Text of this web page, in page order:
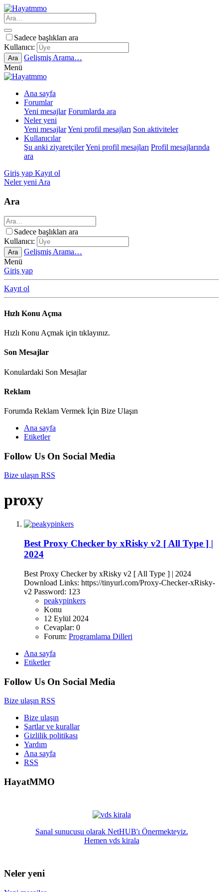
Sadece başlıkları ara
Kullanıcı:
Ara
Gelişmiş Arama…
Menü
Ana sayfa
Forumlar
Yeni mesajlar Forumlarda ara
Neler yeni
Yeni mesajlarYeni profil mesajları Son aktiviteler
Kullanıcılar
Şu anki ziyaretçilerYeni profil mesajları Profil mesajlarında
ara
Giriş yap Kayıt ol
Neler yeni Ara
Ara
Sadece başlıkları ara
Kullanıcı:
Ara
Gelişmiş Arama…
Menü
Giriş yap
Kayıt ol
Hızlı Konu Açma
Hızlı Konu Açmak için tıklayınız.
Son Mesajlar
Konulardaki Son Mesajlar
Reklam
Forumda Reklam Vermek İçin Bize Ulaşın
Ana sayfa
Etiketler
Follow Us On Social Media
Bize ulaşın RSS
proxy
Best Proxy Checker by xRisky v2 [ All Type ] |
2024
Best Proxy Checker by xRisky v2 [ All Type ] | 2024
Download Links: https://tinyurl.com/Proxy-Checker-xRisky-
v2 Password: 123
peakypinkers
Konu
12 Eylül 2024
Cevaplar: 0
Forum: Programlama Dilleri
Ana sayfa
Etiketler
Follow Us On Social Media
Bize ulaşın RSS
Bize ulaşın
Şartlar ve kurallar
Gizlilik politikası
Yardım
Ana sayfa
RSS
HayatMMO
Sanal sunucusu olarak NetHUB'ı Önermekteyiz.
Hemen vds kirala
Neler yeni